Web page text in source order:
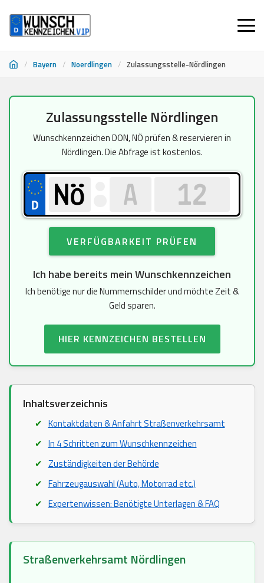
/ Bayern / Noerdlingen / Zulassungsstelle-Nördlingen
springen
Zulassungsstelle Nördlingen
Wunschkennzeichen DON, NÖ prüfen & reservieren in
Nördlingen. Die Abfrage ist kostenlos.
VERFÜGBARKEIT PRÜFEN
Ich habe bereits mein Wunschkennzeichen
Ich benötige nur die Nummernschilder und möchte Zeit &
Geld sparen.
HIER KENNZEICHEN BESTELLEN
Inhaltsverzeichnis
Kontaktdaten & Anfahrt Straßenverkehrsamt
In 4 Schritten zum Wunschkennzeichen
Zuständigkeiten der Behörde
Fahrzeugauswahl (Auto, Motorrad etc.)
Expertenwissen: Benötigte Unterlagen & FAQ
Straßenverkehrsamt Nördlingen